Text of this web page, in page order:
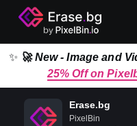
✨ 🚀 New - Image and
25% Off on
Erase.bg
PixelBin